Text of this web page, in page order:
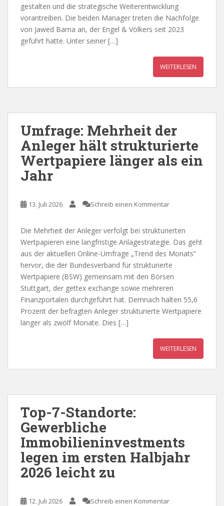
gestalten und die strategische Weiterentwicklung
vorantreiben. Die beiden Manager treten die Nachfolge
von Jawed Barna an, der Engel & Völkers seit 2023
geführt hatte. Unter seiner […]
WEITERLESEN
Umfrage: Mehrheit der
Anleger hält strukturierte
Wertpapiere länger als ein
Jahr
13. Juli 2026 Schreib einen Kommentar
Die Mehrheit der Anleger verfolgt bei strukturierten
Wertpapieren eine langfristige Anlagestrategie. Das geht
aus der aktuellen Online-Umfrage „Trend des Monats“
hervor, die der Bundesverband für strukturierte
Wertpapiere (BSW) gemeinsam mit den Börsen
Stuttgart, der gettex exchange sowie mehreren
Finanzportalen durchgeführt hat. Demnach halten 55,6
Prozent der befragten Anleger strukturierte Wertpapiere
länger als zwölf Monate. Dies […]
WEITERLESEN
Top-7-Standorte:
Gewerbliche
Immobilieninvestments
legen im ersten Halbjahr
2026 leicht zu
12. Juli 2026 Schreib einen Kommentar